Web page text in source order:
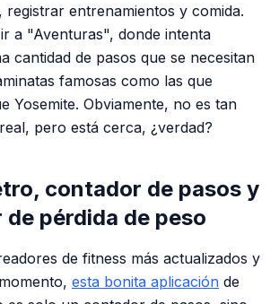
registrar entrenamientos y comida.
a "Aventuras", donde intenta
cantidad de pasos que se necesitan
famosas como las que
Yosemite. Obviamente, no es tan
pero está cerca, ¿verdad?
contador de pasos y
pérdida de peso
de fitness más actualizados y
esta bonita aplicación de